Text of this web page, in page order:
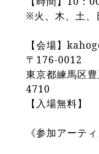
※火、木、土、
【会場】
〒176-0012
東京都練馬区
4710
【入場無料】
《参加アーテ